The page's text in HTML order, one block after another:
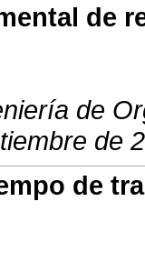
de
de
de
de